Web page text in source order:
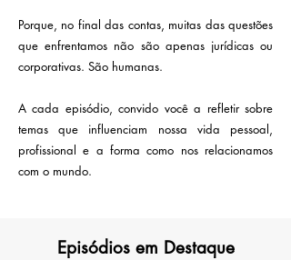
Porque, no final das contas, muitas das questões
que enfrentamos não são apenas jurídicas ou
corporativas. São humanas.
A cada episódio, convido você a refletir sobre
temas que influenciam nossa vida pessoal,
profissional e a forma como nos relacionamos
com o mundo.
Episódios em Destaque